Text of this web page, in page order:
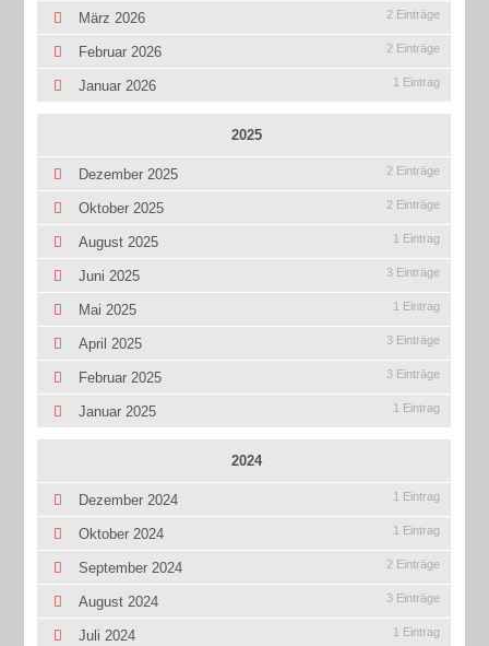
März 2026 2 Einträge
Februar 2026 2 Einträge
Januar 2026 1 Eintrag
2025
Dezember 2025 2 Einträge
Oktober 2025 2 Einträge
August 2025 1 Eintrag
Juni 2025 3 Einträge
Mai 2025 1 Eintrag
April 2025 3 Einträge
Februar 2025 3 Einträge
Januar 2025 1 Eintrag
2024
Dezember 2024 1 Eintrag
Oktober 2024 1 Eintrag
September 2024 2 Einträge
August 2024 3 Einträge
Juli 2024 1 Eintrag